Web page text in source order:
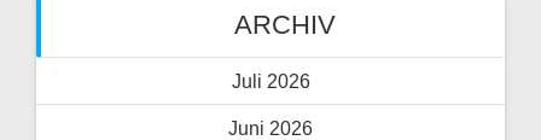
ARCHIV
Juli 2026
Juni 2026